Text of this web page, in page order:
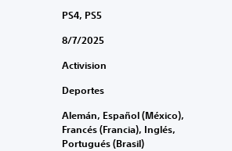
PS4, PS5
8/7/2025
Activision
Deportes
Alemán, Español (México),
Francés (Francia), Inglés,
Portugués (Brasil)